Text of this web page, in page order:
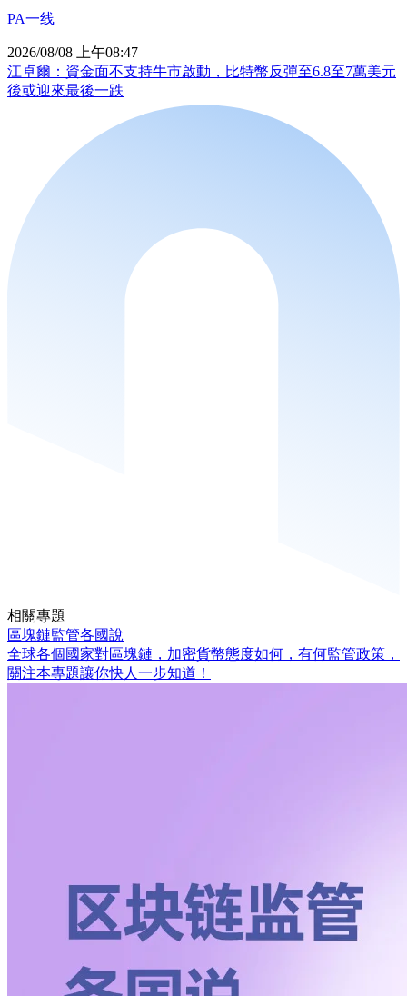
PA一线
2026/08/08 上午08:47
江卓爾：資金面不支持牛市啟動，比特幣反彈至6.8至7萬美元
後或迎來最後一跌
相關專題
區塊鏈監管各國說
全球各個國家對區塊鏈，加密貨幣態度如何，有何監管政策，
關注本專題讓你快人一步知道！